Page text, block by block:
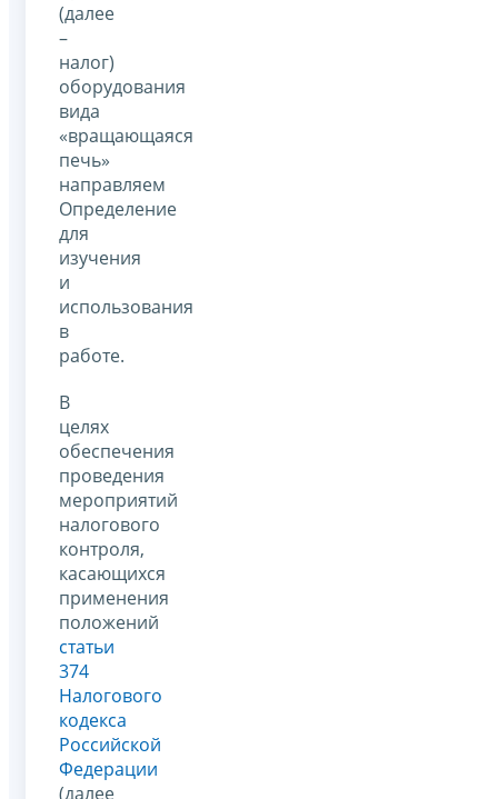
(далее
–
налог)
оборудования
вида
«вращающаяся
печь»
направляем
Определение
для
изучения
и
использования
в
работе.
В
целях
обеспечения
проведения
мероприятий
налогового
контроля,
касающихся
применения
положений
статьи
374
Налогового
кодекса
Российской
Федерации
(далее